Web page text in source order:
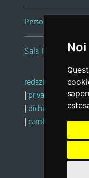
Persone e Uffici
Sala Tiziano
redazione web |
| privacy
social
| dichiarazione di
| cambio